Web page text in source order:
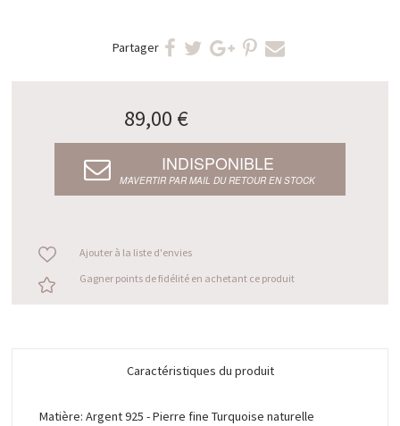
Partager
89,00 €
INDISPONIBLE
M’AVERTIR PAR MAIL DU RETOUR EN STOCK
Ajouter à la liste d'envies
Gagner points de fidélité en achetant ce produit
Caractéristiques du produit
Matière: Argent 925 - Pierre fine Turquoise naturelle